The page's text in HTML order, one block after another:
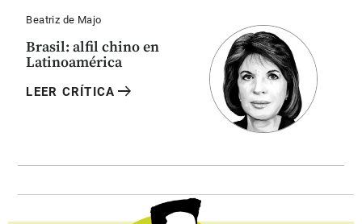
Beatriz de Majo
Brasil: alfil chino en
Latinoamérica
LEER CRÍTICA arrow_right_alt